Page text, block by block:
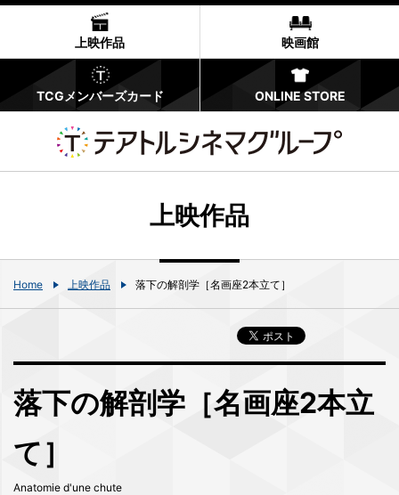
上映作品 映画館
TCGメンバーズカード ONLINE STORE
上映作品
Home 上映作品 落下の解剖学［名画座2本立て］
落下の解剖学［名画座2本立
て］
Anatomie d'une chute